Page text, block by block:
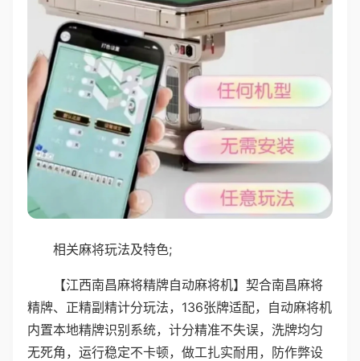
相关麻将玩法及特色;
【江西南昌麻将精牌自动麻将机】契合南昌麻将
精牌、正精副精计分玩法，136张牌适配，自动麻将机
内置本地精牌识别系统，计分精准不失误，洗牌均匀
无死角，运行稳定不卡顿，做工扎实耐用，防作弊设